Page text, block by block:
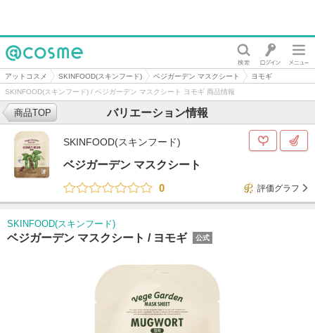
@cosme
アットコスメ SKINFOOD(スキンフード) ベジガーデン マスクシート
ヨモギ
SKINFOOD(スキンフード) / ベジガーデン マスクシート ヨモギ 商品情報
バリエーション情報
商品TOP
SKINFOOD(スキンフード)
ベジガーデン マスクシート
0
評価グラフ
SKINFOOD(スキンフード)
ベジガーデン マスクシート / ヨモギ 公式